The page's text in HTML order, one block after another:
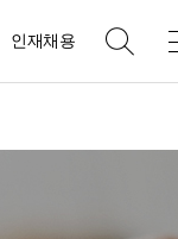
인재채용